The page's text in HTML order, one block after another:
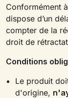
Conformément
dispose d’un
compter de la
droit de
Conditions
Le produit
d'origine,